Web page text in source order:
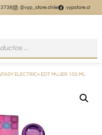
vypstore.cl
ELECTRIC» EDT MUJER 100 ML